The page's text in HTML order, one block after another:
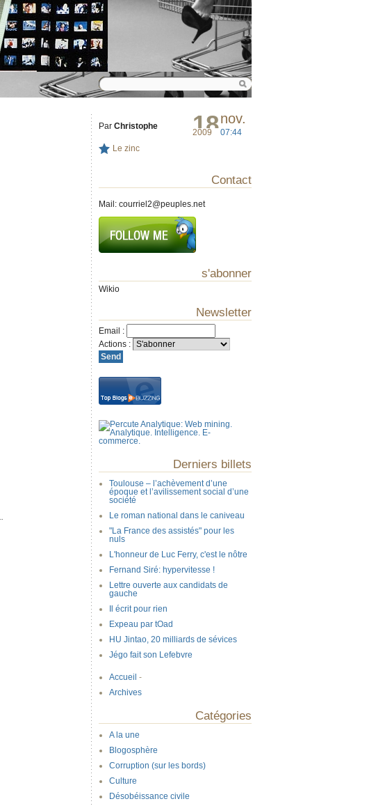
18nov.
2009 07:44
Par Christophe
Le zinc
Contact
Mail: courriel2@peuples.net
s'abonner
Wikio
Newsletter
Email :
Actions :
Derniers billets
Toulouse – l’achèvement d’une
époque et l’avilissement social d’une
société
Le roman national dans le caniveau
"La France des assistés" pour les
nuls
L'honneur de Luc Ferry, c'est le nôtre
Fernand Siré: hypervitesse !
Lettre ouverte aux candidats de
gauche
Il écrit pour rien
Expeau par tOad
HU Jintao, 20 milliards de sévices
Jégo fait son Lefebvre
Accueil -
Archives
Catégories
A la une
Blogosphère
Corruption (sur les bords)
Culture
Désobéissance civile